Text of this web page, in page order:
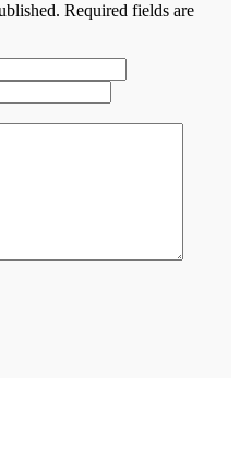
Required fields are